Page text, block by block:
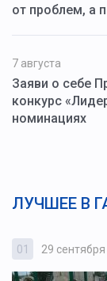
от проблем, а
7 августа
Заяви о себе
конкурс
номинациях
ЛУЧШЕЕ В
01 29